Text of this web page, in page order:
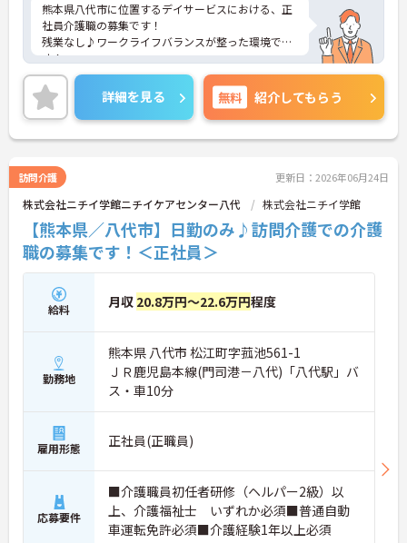
熊本県八代市に位置するデイサービスにおける、正
社員介護職の募集です！
残業なし♪ワークライフバランスが整った環境で
す！
ご興味ある方には、面接対策ポイントなど、さらに
詳細をお話しいたしますのでお気軽にご相談くださ
い。
詳細を見る 無料 紹介してもらう
訪問介護 更新日：2026年06月24日
株式会社ニチイ学館ニチイケアセンター八代 株式会社ニチイ学館
【熊本県／八代市】日勤のみ♪訪問介護での介護
職の募集です！＜正社員＞
給料 月収 20.8万円～22.6万円程度
勤務地
熊本県 八代市 松江町字菰池561-1
ＪＲ鹿児島本線(門司港－八代)「八代駅」バ
ス・車10分
雇用形態 正社員(正職員)
応募要件
■介護職員初任者研修（ヘルパー2級）以
上、介護福祉士 いずれか必須■普通自動
車運転免許必須■介護経験1年以上必須